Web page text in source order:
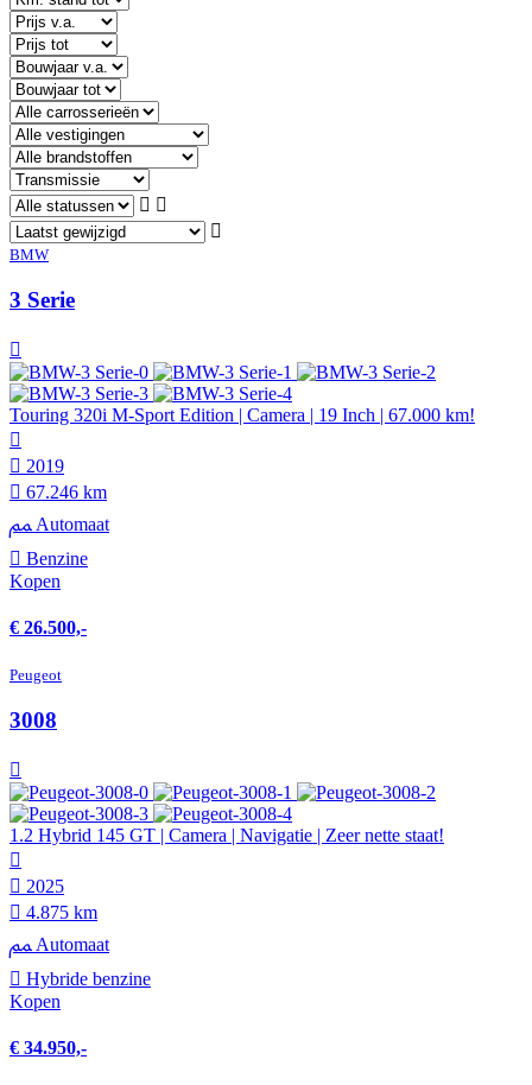
BMW
3 Serie
Touring 320i M-Sport Edition | Camera | 19 Inch | 67.000 km!
2019
67.246 km
Automaat
Benzine
Kopen
€ 26.500,-
Peugeot
3008
1.2 Hybrid 145 GT | Camera | Navigatie | Zeer nette staat!
2025
4.875 km
Automaat
Hybride benzine
Kopen
€ 34.950,-